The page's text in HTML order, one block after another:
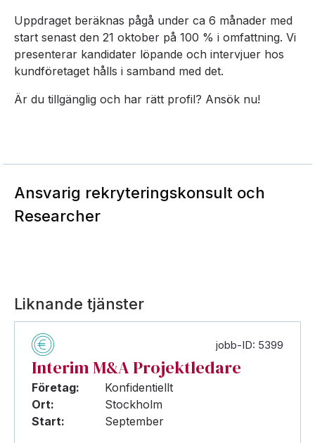
Uppdraget beräknas pågå under ca 6 månader med
start senast den 21 oktober på 100 % i omfattning. Vi
presenterar kandidater löpande och intervjuer hos
kundföretaget hålls i samband med det.
Är du tillgänglig och har rätt profil? Ansök nu!
Ansvarig rekryteringskonsult och
Researcher
Liknande tjänster
jobb-ID: 5399
Interim M&A Projektledare
Företag:
Konfidentiellt
Ort:
Stockholm
Start:
September